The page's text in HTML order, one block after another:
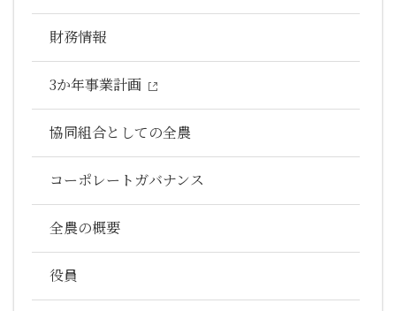
財務情報
3か年事業計画
協同組合としての全農
コーポレートガバナンス
全農の概要
役員